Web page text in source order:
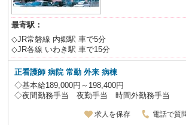
最寄駅：
◇JR常磐線 内郷駅 車で5分
◇JR各線 いわき駅 車で15分
正看護師 病院 常勤 外来 病棟
◇基本給189,000円～198,400円
◇夜間勤務手当 夜勤手当 時間外勤務手当
求人を保存 電話で質